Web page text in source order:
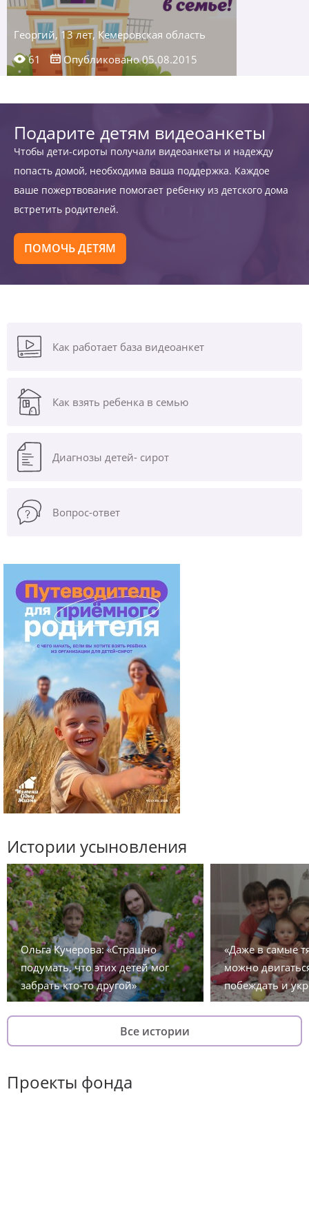
Георгий, 13 лет, Кемеровская область
61
Опубликовано 05.08.2015
Подарите детям видеоанкеты
Чтобы дети-сироты получали видеоанкеты и надежду
попасть домой, необходима ваша поддержка. Каждое
ваше пожертвование помогает ребенку из детского дома
встретить родителей.
ПОМОЧЬ ДЕТЯМ
Как работает база видеоанкет
Как взять ребенка в семью
Диагнозы детей- сирот
Вопрос-ответ
Истории усыновления
Ольга Кучерова: «Страшно
подумать, что этих детей мог
забрать кто-то другой»
«Даже в самые
можно
побеждать и
Все истории
Проекты фонда